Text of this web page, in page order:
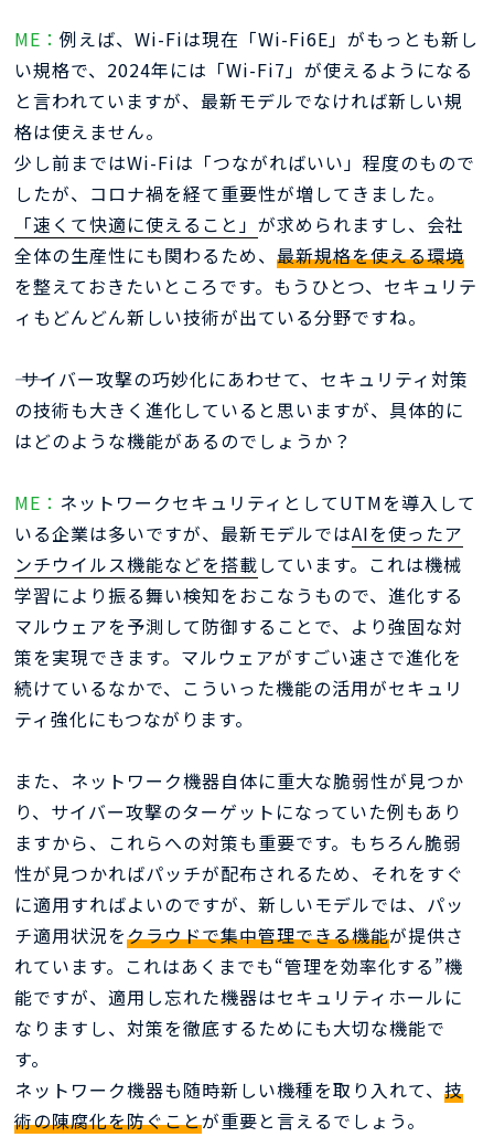
ME：例えば、Wi-Fiは現在「Wi-Fi6E」がもっとも新し
い規格で、2024年には「Wi-Fi7」が使えるようになる
と言われていますが、最新モデルでなければ新しい規
格は使えません。
少し前まではWi-Fiは「つながればいい」程度のもので
したが、コロナ禍を経て重要性が増してきました。
「速くて快適に使えること」が求められますし、会社
全体の生産性にも関わるため、最新規格を使える環境
を整えておきたいところです。もうひとつ、セキュリテ
ィもどんどん新しい技術が出ている分野ですね。
―― サイバー攻撃の巧妙化にあわせて、セキュリティ対策
の技術も大きく進化していると思いますが、具体的に
はどのような機能があるのでしょうか？
ME： ネットワークセキュリティとしてUTMを導入して
いる企業は多いですが、最新モデルではAIを使ったア
ンチウイルス機能などを搭載しています。これは機械
学習により振る舞い検知をおこなうもので、進化する
マルウェアを予測して防御することで、より強固な対
策を実現できます。マルウェアがすごい速さで進化を
続けているなかで、こういった機能の活用がセキュリ
ティ強化にもつながります。
また、ネットワーク機器自体に重大な脆弱性が見つか
り、サイバー攻撃のターゲットになっていた例もあり
ますから、これらへの対策も重要です。もちろん脆弱
性が見つかればパッチが配布されるため、それをすぐ
に適用すればよいのですが、新しいモデルでは、パッ
チ適用状況をクラウドで集中管理できる機能が提供さ
れています。これはあくまでも“管理を効率化する”機
能ですが、適用し忘れた機器はセキュリティホールに
なりますし、対策を徹底するためにも大切な機能で
す。
ネットワーク機器も随時新しい機種を取り入れて、技
術の陳腐化を防ぐことが重要と言えるでしょう。